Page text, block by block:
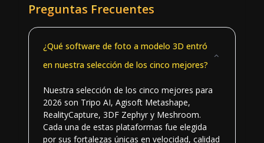
Preguntas Frecuentes
¿Qué software de foto a modelo 3D entró
en nuestra selección de los cinco mejores?
Nuestra selección de los cinco mejores para
2026 son Tripo AI, Agisoft Metashape,
RealityCapture, 3DF Zephyr y Meshroom.
Cada una de estas plataformas fue elegida
por sus fortalezas únicas en velocidad, calidad